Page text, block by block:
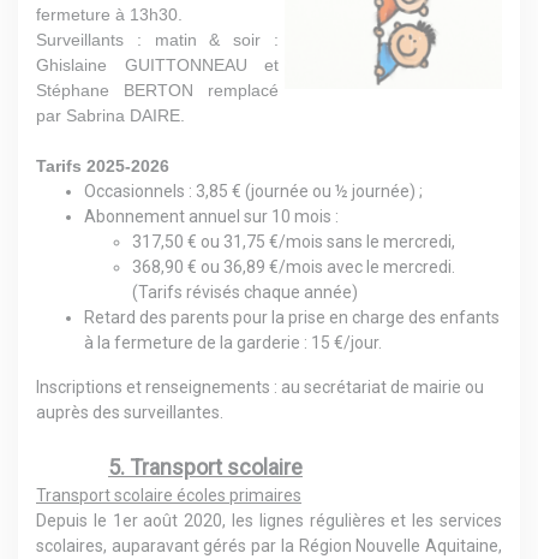
fermeture à 13h30.
Surveillants : matin & soir :
Ghislaine GUITTONNEAU et
Stéphane BERTON remplacé
par Sabrina DAIRE.
Tarifs 2025-2026
Occasionnels : 3,85 € (journée ou ½ journée) ;
Abonnement annuel sur 10 mois :
317,50 € ou 31,75 €/mois sans le mercredi,
368,90 € ou 36,89 €/mois avec le mercredi.
(Tarifs révisés chaque année)
Retard des parents pour la prise en charge des enfants
à la fermeture de la garderie : 15 €/jour.
Inscriptions et renseignements : au secrétariat de mairie ou
auprès des surveillantes.
5. Transport scolaire
Transport scolaire écoles primaires
Depuis le 1er août 2020, les lignes régulières et les services
scolaires, auparavant gérés par la Région Nouvelle Aquitaine,